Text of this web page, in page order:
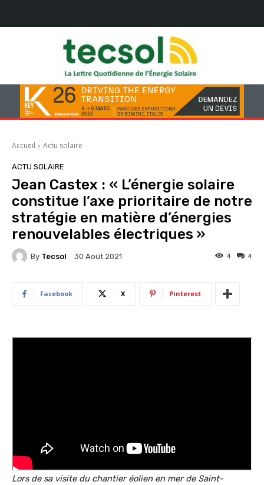
Accueil Actu solaire
ACTU SOLAIRE
Jean Castex : « L’énergie solaire
constitue l’axe prioritaire de notre
stratégie en matière d’énergies
renouvelables électriques »
By Tecsol 30 Août 2021 4
4
Facebook X Pinterest
Lors de sa visite du chantier éolien en mer de Saint-